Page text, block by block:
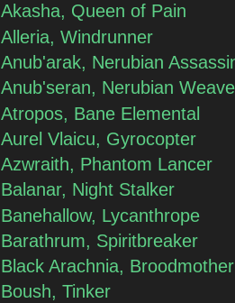
Akasha, Queen of Pain
Alleria, Windrunner
Anub'arak, Nerubian
Anub'seran, Nerubian
Atropos, Bane Elemental
Aurel Vlaicu, Gyrocopter
Azwraith, Phantom Lancer
Balanar, Night Stalker
Banehallow, Lycanthrope
Barathrum, Spiritbreaker
Black Arachnia, Broodmother
Boush, Tinker